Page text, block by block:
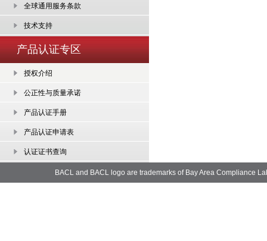
全球通用服务条款
技术支持
产品认证专区
授权介绍
公正性与质量承诺
产品认证手册
产品认证申请表
认证证书查询
BACL and BACL logo are trademarks of Bay Area